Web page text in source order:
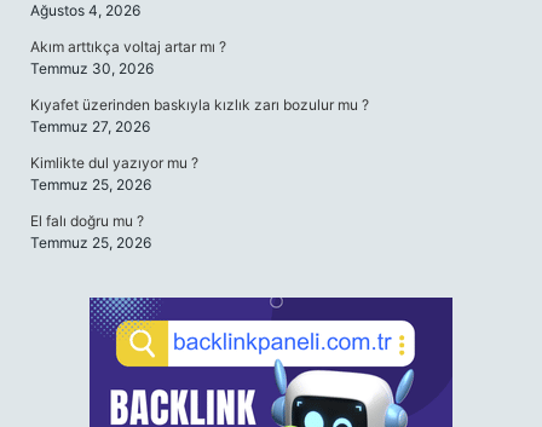
Ağustos 4, 2026
Akım arttıkça voltaj artar mı ?
Temmuz 30, 2026
Kıyafet üzerinden baskıyla kızlık zarı bozulur mu ?
Temmuz 27, 2026
Kimlikte dul yazıyor mu ?
Temmuz 25, 2026
El falı doğru mu ?
Temmuz 25, 2026